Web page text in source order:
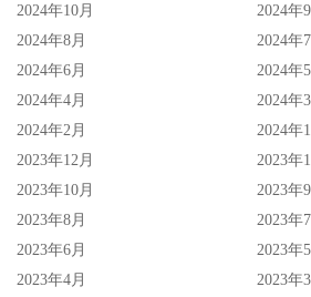
2024年10月
2024年
2024年8月
2024年
2024年6月
2024年
2024年4月
2024年
2024年2月
2024年
2023年12月
2023年
2023年10月
2023年
2023年8月
2023年
2023年6月
2023年
2023年4月
2023年